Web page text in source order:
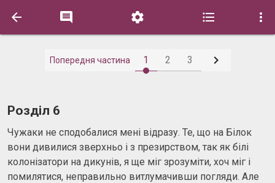
    
Попередня частина 1 2 3 
Розділ 6
Чужаки не сподобалися мені відразу. Те, що на Білок
вони дивилися зверхньо і з презирством, так як білі
колонізатори на дикунів, я ще міг зрозуміти, хоч міг і
помилятися, неправильно витлумачивши погляди. Але